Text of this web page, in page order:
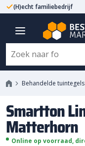
(H)echt familiebedrijf
Behandelde tuintegels
Smartton
Matterhorn
Online op voorraad,
Smartton
Matterhorn